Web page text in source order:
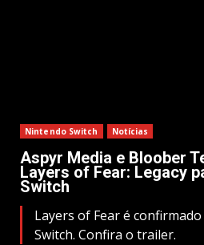
Nintendo Switch Notícias
Aspyr Media e Bloober
Layers of Fear: Legacy
Switch
Layers of Fear é
Switch. Confira o trailer.